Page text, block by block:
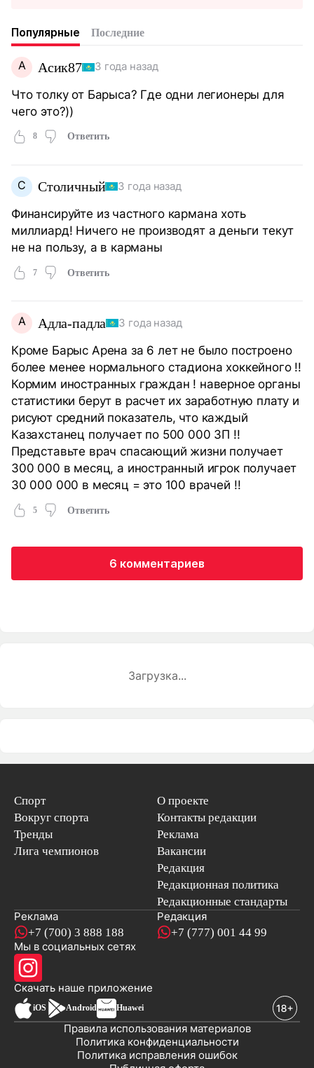
Популярные Последние
А Асик87 3 года назад
Что толку от Барыса? Где одни легионеры для
чего это?))
8 Ответить
С Столичный 3 года назад
Финансируйте из частного кармана хоть
миллиард! Ничего не производят а деньги текут
не на пользу, а в карманы
7 Ответить
А Адла-падла 3 года назад
Кроме Барыс Арена за 6 лет не было построено
более менее нормального стадиона хоккейного !!
Кормим иностранных граждан ! наверное органы
статистики берут в расчет их заработную плату и
рисуют средний показатель, что каждый
Казахстанец получает по 500 000 ЗП !!
Представьте врач спасающий жизни получает
300 000 в месяц, а иностранный игрок получает
30 000 000 в месяц = это 100 врачей !!
5 Ответить
6 комментариев
Загрузка...
Спорт
Вокруг спорта
Тренды
Лига чемпионов
О проекте
Контакты редакции
Реклама
Вакансии
Редакция
Редакционная политика
Редакционные стандарты
Реклама
+7 (700) 3 888 188
Редакция
+7 (777) 001 44 99
Мы в социальных сетях
Скачать наше приложениеновостей
iOS Android Huawei
Политика исправления ошибок
Политика конфиденциальности
Правила использования материалов